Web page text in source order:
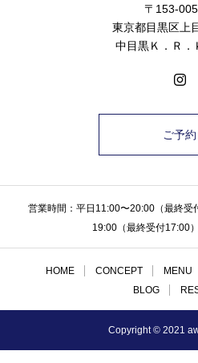
〒153-
東京都目黒区上
中目黒Ｋ．Ｒ．
ご予約
営業時間：平日11:00〜20:00（最
19:00（最終受付17:00
HOME CONCEPT MENU
BLOG
Copyright © 2021